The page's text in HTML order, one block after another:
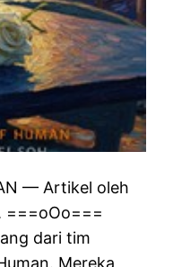
— Artikel oleh
===oOo===
dari tim
Mereka